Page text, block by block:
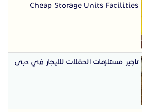
Cheap Storage Units Facilities
تاجير مستلزمات الحفلات للايجار في دبى